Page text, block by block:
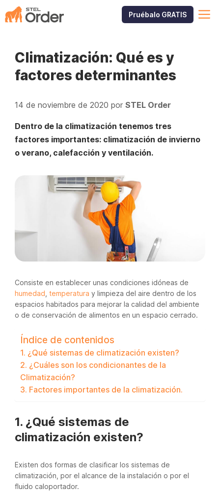
Saltar
al
Pruébalo GRATIS
Climatización: Qué es y
factores determinantes
14 de noviembre de 2020 por STEL Order
Dentro de la climatización tenemos tres
factores importantes: climatización de invierno
o verano, calefacción y ventilación.
Consiste en establecer unas condiciones idóneas de
humedad temperatura y limpieza del aire dentro de los
espacios habitados para mejorar la calidad del ambiente
o de conservación de alimentos en un espacio cerrado.
Índice de contenidos
1. ¿Qué sistemas de climatización existen?
2. ¿Cuáles son los condicionantes de la
Climatización?
3. Factores importantes de la climatización.
1. ¿Qué sistemas de
climatización existen?
Existen dos formas de clasificar los sistemas de
climatización, por el alcance de la instalación o por el
fluido caloportador.